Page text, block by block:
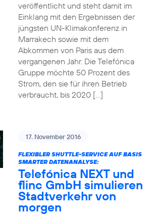
veröffentlicht und steht damit im
Einklang mit den Ergebnissen der
jüngsten UN-Klimakonferenz in
Marrakech sowie mit dem
Abkommen von Paris aus dem
vergangenen Jahr. Die Telefónica
Gruppe möchte 50 Prozent des
Strom, den sie für ihren Betrieb
verbraucht, bis 2020 […]
17. November 2016
FLEXIBLER SHUTTLE-SERVICE AUF BASIS
SMARTER DATENANALYSE:
Telefónica NEXT und
flinc GmbH simulieren
Stadtverkehr von
morgen